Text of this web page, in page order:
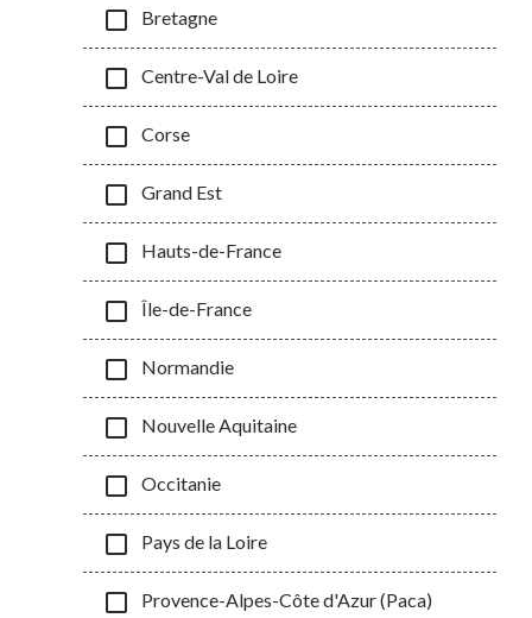
check_box_outline_blank Bretagne
check_box_outline_blank Centre-Val de Loire
check_box_outline_blank Corse
check_box_outline_blank Grand Est
check_box_outline_blank Hauts-de-France
check_box_outline_blank Île-de-France
check_box_outline_blank Normandie
check_box_outline_blank Nouvelle Aquitaine
check_box_outline_blank Occitanie
check_box_outline_blank Pays de la Loire
check_box_outline_blank Provence-Alpes-Côte d'Azur (Paca)